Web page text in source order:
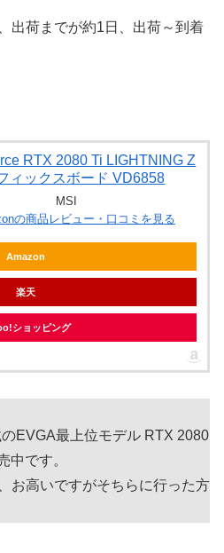
出荷までが約1日、出荷～到着
RTX 2080 Ti LIGHTNING Z
ィックスボード VD6858
MSI
の商品レビュー・口コミを見る
Amazon
楽天
ショッピング
EVGA最上位モデル RTX 2080
中です。
お高いですがそちらに行った方